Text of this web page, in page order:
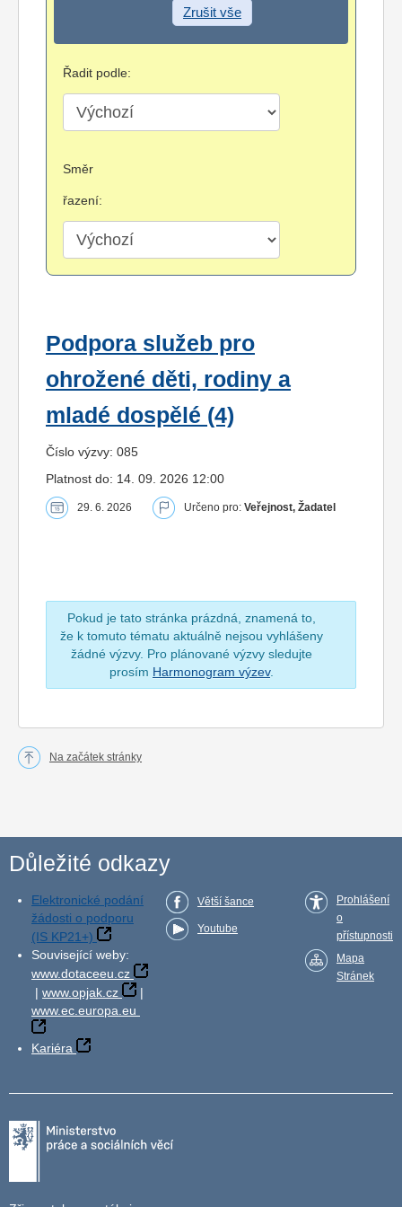
Zrušit vše
Řadit podle:
Směr
řazení:
Podpora služeb pro
ohrožené děti, rodiny a
mladé dospělé (4)
Číslo výzvy: 085
Platnost do: 14. 09. 2026 12:00
29. 6. 2026 Určeno pro: Veřejnost, Žadatel
Pokud je tato stránka prázdná, znamená to,
že k tomuto tématu aktuálně nejsou vyhlášeny
žádné výzvy. Pro plánované výzvy sledujte
prosím Harmonogram výzev.
Na začátek stránky
Důležité odkazy
Elektronické podání
žádosti o podporu
(IS KP21+)
Související weby:
www.dotaceeu.cz
| www.opjak.cz
|
www.ec.europa.eu
Kariéra
Větší šance
Youtube
Prohlášení
o
přístupnosti
Mapa
Stránek